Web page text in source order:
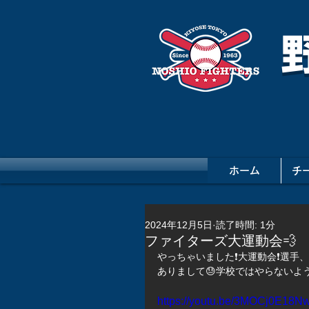
ホーム チ
ファイターズ大運動会💨
2024年12月5日 読了時間: 1分
やっちゃいました❗️大運動会❗️選
ありまして😓学校ではやらないよ
https://youtu.be/